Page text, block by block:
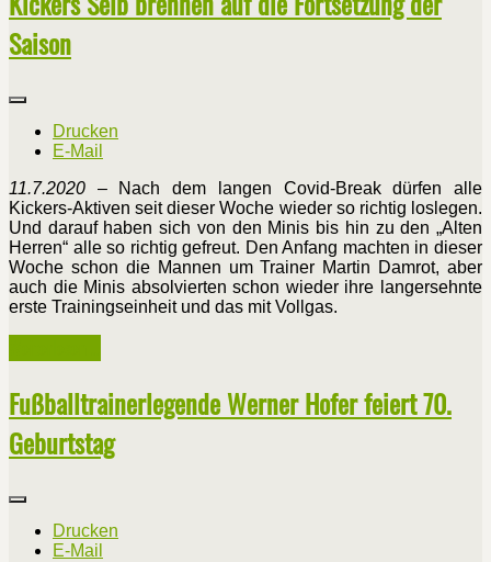
Saison
Drucken
E-Mail
11.7.2020 – Nach dem langen Covid-Break dürfen alle
Kickers-Aktiven seit dieser Woche wieder so richtig loslegen.
Und darauf haben sich von den Minis bis hin zu den „Alten
Herren“ alle so richtig gefreut. Den Anfang machten in dieser
Woche schon die Mannen um Trainer Martin Damrot, aber
auch die Minis absolvierten schon wieder ihre langersehnte
erste Trainingseinheit und das mit Vollgas.
Fußballtrainerlegende Werner Hofer feiert 70.
Geburtstag
Drucken
E-Mail